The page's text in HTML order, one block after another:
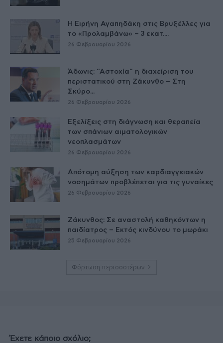
Η Ειρήνη Αγαπηδάκη στις Βρυξέλλες για
το «Προλαμβάνω» – 3 εκατ....
26 Φεβρουαρίου 2026
Άδωνις: “Αστοχία” η διαχείριση του
περιστατικού στη Ζάκυνθο – Στη
Σκύρο...
26 Φεβρουαρίου 2026
Εξελίξεις στη διάγνωση και θεραπεία
των σπάνιων αιματολογικών
νεοπλασμάτων
26 Φεβρουαρίου 2026
Απότομη αύξηση των καρδιαγγειακών
νοσημάτων προβλέπεται για τις γυναίκες
26 Φεβρουαρίου 2026
Ζάκυνθος: Σε αναστολή καθηκόντων η
παιδίατρος – Εκτός κινδύνου το μωράκι
25 Φεβρουαρίου 2026
Φόρτωση περισσοτέρων
Έχετε κάποιο σχόλιο;